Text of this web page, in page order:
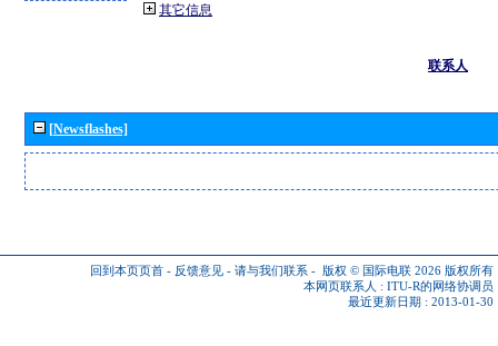
其它信息
联系人
[Newsflashes]
回到本页页首 - 反馈意见 - 请与我们联系 - 版权 © 国际电联 2026 版权所有
本网页联系人 : ITU-R的网络协调员
最近更新日期 : 2013-01-30